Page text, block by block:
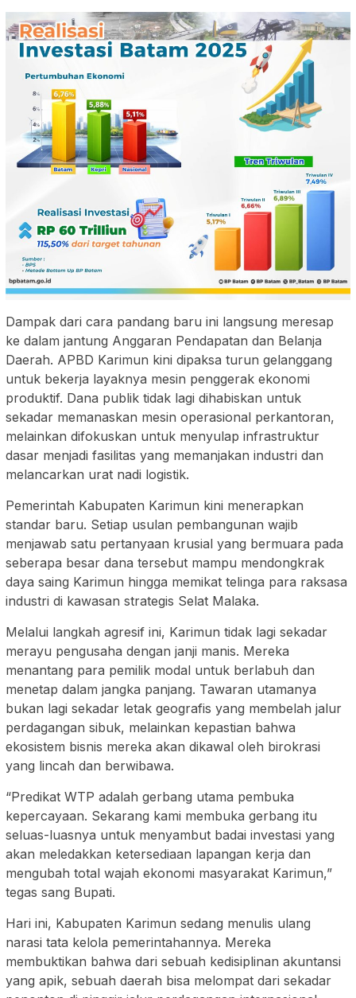
Dampak dari cara pandang baru ini langsung meresap
ke dalam jantung Anggaran Pendapatan dan Belanja
Daerah. APBD Karimun kini dipaksa turun gelanggang
untuk bekerja layaknya mesin penggerak ekonomi
produktif. Dana publik tidak lagi dihabiskan untuk
sekadar memanaskan mesin operasional perkantoran,
melainkan difokuskan untuk menyulap infrastruktur
dasar menjadi fasilitas yang memanjakan industri dan
melancarkan urat nadi logistik.
Pemerintah Kabupaten Karimun kini menerapkan
standar baru. Setiap usulan pembangunan wajib
menjawab satu pertanyaan krusial yang bermuara pada
seberapa besar dana tersebut mampu mendongkrak
daya saing Karimun hingga memikat telinga para raksasa
industri di kawasan strategis Selat Malaka.
Melalui langkah agresif ini, Karimun tidak lagi sekadar
merayu pengusaha dengan janji manis. Mereka
menantang para pemilik modal untuk berlabuh dan
menetap dalam jangka panjang. Tawaran utamanya
bukan lagi sekadar letak geografis yang membelah jalur
perdagangan sibuk, melainkan kepastian bahwa
ekosistem bisnis mereka akan dikawal oleh birokrasi
yang lincah dan berwibawa.
“Predikat WTP adalah gerbang utama pembuka
kepercayaan. Sekarang kami membuka gerbang itu
seluas-luasnya untuk menyambut badai investasi yang
akan meledakkan ketersediaan lapangan kerja dan
mengubah total wajah ekonomi masyarakat Karimun,”
tegas sang Bupati.
Hari ini, Kabupaten Karimun sedang menulis ulang
narasi tata kelola pemerintahannya. Mereka
membuktikan bahwa dari sebuah kedisiplinan akuntansi
yang apik, sebuah daerah bisa melompat dari sekadar